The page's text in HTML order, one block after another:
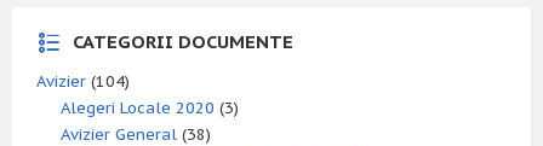
CATEGORII DOCUMENTE
Avizier (104)
Alegeri Locale 2020 (3)
Avizier General (38)